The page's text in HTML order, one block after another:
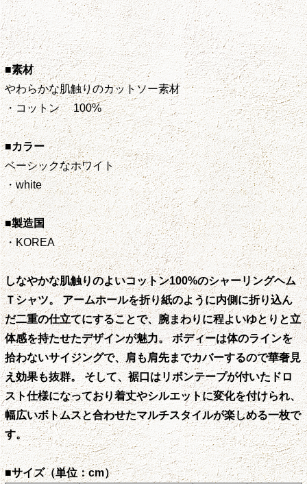
■素材
やわらかな肌触りのカットソー素材
・コットン 100%
■カラー
ベーシックなホワイト
・white
■製造国
・KOREA
しなやかな肌触りのよいコットン100%のシャーリングヘム
Ｔシャツ。 アームホールを折り紙のように内側に折り込ん
だ二重の仕立てにすることで、腕まわりに程よいゆとりと立
体感を持たせたデザインが魅力。 ボディーは体のラインを
拾わないサイジングで、肩も肩先までカバーするので華奢見
え効果も抜群。 そして、裾口はリボンテープが付いたドロ
スト仕様になっており着丈やシルエットに変化を付けられ、
幅広いボトムスと合わせたマルチスタイルが楽しめる一枚で
す。
■サイズ（単位：cm）